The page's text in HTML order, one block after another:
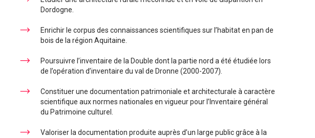
Dordogne.
Enrichir le corpus des connaissances scientifiques sur l’habitat en pan de
bois de la région Aquitaine.
Poursuivre l’inventaire de la Double dont la partie nord a été étudiée lors
de l’opération d’inventaire du val de Dronne (2000-2007).
Constituer une documentation patrimoniale et architecturale à caractère
scientifique aux normes nationales en vigueur pour l’Inventaire général
du Patrimoine culturel.
Valoriser la documentation produite auprès d’un large public grâce à la